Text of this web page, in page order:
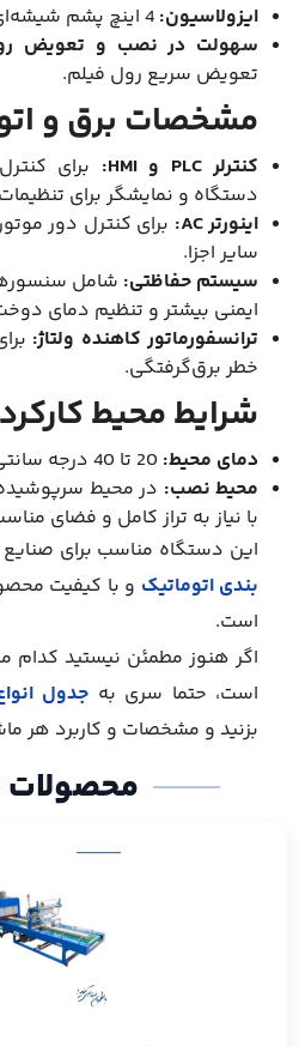
ایزولاسیون:
سهولت در نصب و تعویض
تعویض سریع رول فیلم.
مشخصات برق و
کنترلر PLC و HMI:
برای
دستگاه و نمایشگر برای تنظیمات
اینورتر AC:
برای کنترل دور
سایر اجزا.
سیستم حفاظتی: شامل
ایمنی بیشتر و تنظیم دمای
ترانسفورماتور کاهنده ولتاژ:
خطر برق‌گرفتگی.
شرایط محیط کارکرد
دمای محیط:
محیط نصب: در محیط
با نیاز به تراز کامل و فضای
این دستگاه مناسب برای صنایع
بندی اتوماتیک و با کیفیت
است.
اگر هنوز مطمئن نیستید کدام
است، حتما سری به جدول
بزنید و مشخصات و کاربرد هر
محصولات